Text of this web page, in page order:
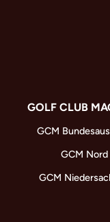
GOLF CLUB
GCM
GCM Nord
GCM